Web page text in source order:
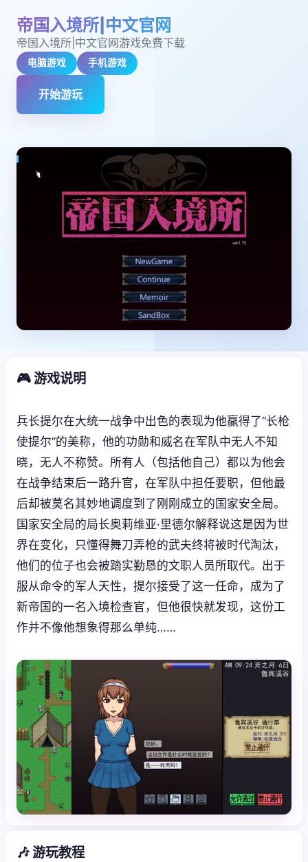
帝国入境所|中文官网
帝国入境所|中文官网游戏免费下载
电脑游戏 手机游戏
开始游玩
🎮 游戏说明
兵长提尔在大统一战争中出色的表现为他赢得了“长枪
使提尔”的美称，他的功勋和威名在军队中无人不知
晓，无人不称赞。所有人（包括他自己）都以为他会
在战争结束后一路升官，在军队中担任要职，但他最
后却被莫名其妙地调度到了刚刚成立的国家安全局。
国家安全局的局长奥莉维亚·里德尔解释说这是因为世
界在变化，只懂得舞刀弄枪的武夫终将被时代淘汰，
他们的位子也会被踏实勤恳的文职人员所取代。出于
服从命令的军人天性，提尔接受了这一任命，成为了
新帝国的一名入境检查官，但他很快就发现，这份工
作并不像他想象得那么单纯……
🎶 游玩教程